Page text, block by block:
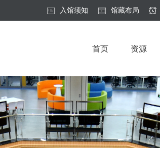
入馆须知 馆藏布局
首页 资源